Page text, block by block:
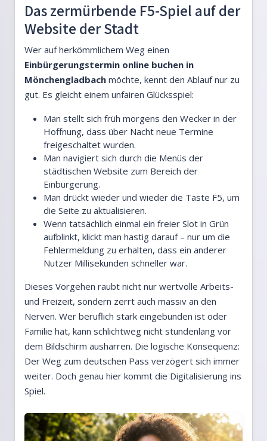
Das zermürbende F5-Spiel auf der
Website der Stadt
Wer auf herkömmlichem Weg einen
Einbürgerungstermin online buchen in
Mönchengladbach möchte, kennt den Ablauf nur zu
gut. Es gleicht einem unfairen Glücksspiel:
Man stellt sich früh morgens den Wecker in der
Hoffnung, dass über Nacht neue Termine
freigeschaltet wurden.
Man navigiert sich durch die Menüs der
städtischen Website zum Bereich der
Einbürgerung.
Man drückt wieder und wieder die Taste F5, um
die Seite zu aktualisieren.
Wenn tatsächlich einmal ein freier Slot in Grün
aufblinkt, klickt man hastig darauf – nur um die
Fehlermeldung zu erhalten, dass ein anderer
Nutzer Millisekunden schneller war.
Dieses Vorgehen raubt nicht nur wertvolle Arbeits-
und Freizeit, sondern zerrt auch massiv an den
Nerven. Wer beruflich stark eingebunden ist oder
Familie hat, kann schlichtweg nicht stundenlang vor
dem Bildschirm ausharren. Die logische Konsequenz:
Der Weg zum deutschen Pass verzögert sich immer
weiter. Doch genau hier kommt die Digitalisierung ins
Spiel.